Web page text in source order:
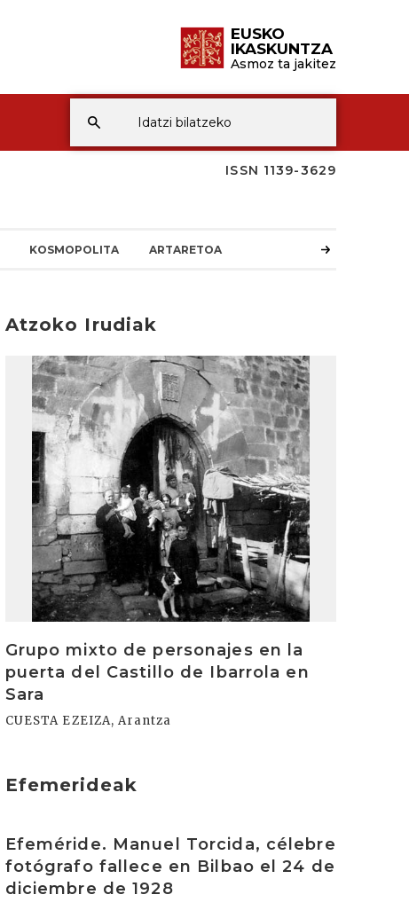
EUSKO
IKASKUNTZA
Asmoz ta jakitez
ISSN 1139-3629
KOSMOPOLITA ARTARETOA
Atzoko Irudiak
Grupo mixto de personajes en la
puerta del Castillo de Ibarrola en
Sara
CUESTA EZEIZA, Arantza
Irakurri
Efemerideak
Efeméride. Manuel Torcida, célebre
fotógrafo fallece en Bilbao el 24 de
diciembre de 1928